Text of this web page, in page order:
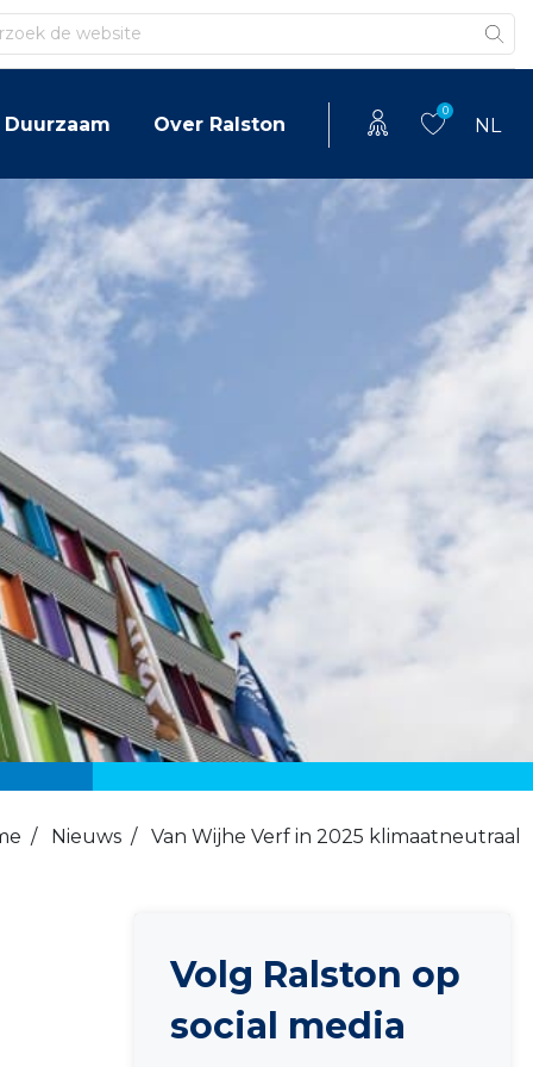
Duurzaam Over Ralston
0
NL
/ Nieuws / Van Wijhe Verf in 2025 klimaatneutraal
Volg Ralston op
social media